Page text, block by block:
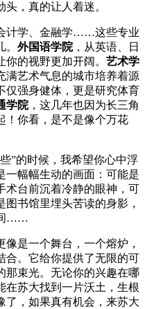
，真的让人着迷。
计学、金融学……这些专业
外国语学院，从英语、日
的视野更加开阔。 艺术学
满艺术气息的城市培养着源
仅强身健体，更是研究体育
学院，这几年也因为长三角
！你看，是不是像个万花
”的时候，我希望你心中浮
一幅幅生动的画面：可能是
术台前沉着冷静的眼神，可
书馆里埋头苦读的身影，
间……
是一个舞台，一个熔炉，
合。它给你提供了无限的可
那束光。无论你的兴趣在哪
在苏大找到一片沃土，生根
了，如果真有机会，来苏大